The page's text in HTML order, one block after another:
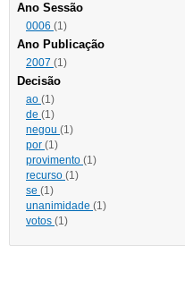
Ano Sessão
0006 (1)
Ano Publicação
2007 (1)
Decisão
ao (1)
de (1)
negou (1)
por (1)
provimento (1)
recurso (1)
se (1)
unanimidade (1)
votos (1)